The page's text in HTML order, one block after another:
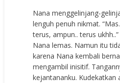
Nana menggelinjang-
lenguh penuh nikmat.
terus, ampun.. terus
Nana lemas. Namun itu
karena Nana kembali
mengambil inisitif.
kejantananku. Kudekatkan